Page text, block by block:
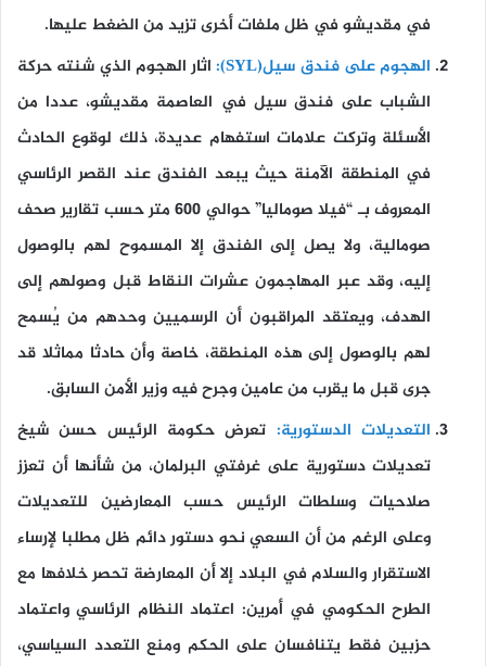
في مقديشو في ظل ملفات أخرى تزيد من الضغط عليها.
الهجوم على فندق سيل(SYL
):اثار الهجوم الذي شنته حركة
الشباب على فندق سيل في العاصمة مقديشو، عددا من
الأسئلة وتركت علامات استفهام عديدة، ذلك لوقوع الحادث
في المنطقة الآمنة حيث يبعد الفندق عند القصر الرئاسي
المعروف بـ “فيلا صوماليا” حوالي 600 متر حسب تقارير صحف
صومالية، ولا يصل إلى الفندق إلا المسموح لهم بالوصول
إليه، وقد عبر المهاجمون عشرات النقاط قبل وصولهم إلى
الهدف، ويعتقد المراقبون أن الرسميين وحدهم من يُسمح
لهم بالوصول إلى هذه المنطقة، خاصة وأن حادثا مماثلا قد
جرى قبل ما يقرب من عامين وجرح فيه وزير الأمن السابق.
التعديلات الدستورية: تعرض حكومة الرئيس حسن شيخ
تعديلات دستورية على غرفتي البرلمان، من شأنها أن تعزز
صلاحيات وسلطات الرئيس حسب المعارضين للتعديلات
وعلى الرغم من أن السعي نحو دستور دائم ظل مطلبا لإرساء
الاستقرار والسلام في البلاد إلا أن المعارضة تحصر خلافها مع
الطرح الحكومي في أمرين: اعتماد النظام الرئاسي واعتماد
حزبين فقط يتنافسان على الحكم ومنع التعدد السياسي،